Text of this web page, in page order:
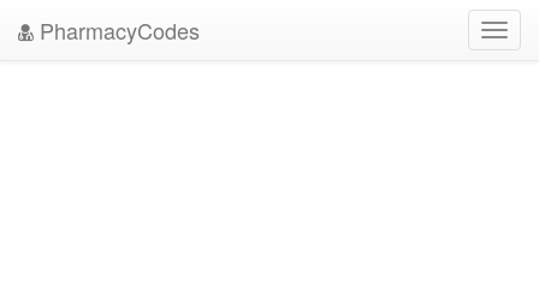
PharmacyCodes